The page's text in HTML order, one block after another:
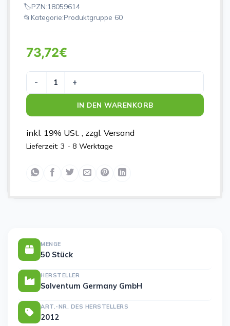
PZN:18059614
Kategorie:Produktgruppe 60
73,72€
ADAPTIC 7.6X7.6CM 2012 Menge
IN DEN WARENKORB
inkl. 19% USt. , zzgl. Versand
Lieferzeit: 3 - 8 Werktage
MENGE
50 Stück
HERSTELLER
Solventum Germany GmbH
ART.-NR. DES HERSTELLERS
2012